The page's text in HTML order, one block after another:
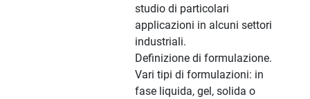
studio di particolari
applicazioni in alcuni settori
industriali.
Definizione di formulazione.
Vari tipi di formulazioni: in
fase liquida, gel, solida o